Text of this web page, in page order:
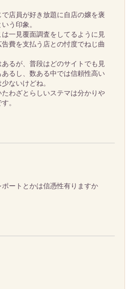
店員が好き放題に自店の嬢を褒
う印象。
一見覆面調査をしてるように見
費を支払う店との忖度でねじ曲
るが、普段はどのサイトでも見
るし、数ある中では信頼性高い
ないけどね。
わざとらしいステマは分かりや
。
ートとかは信憑性有りますか